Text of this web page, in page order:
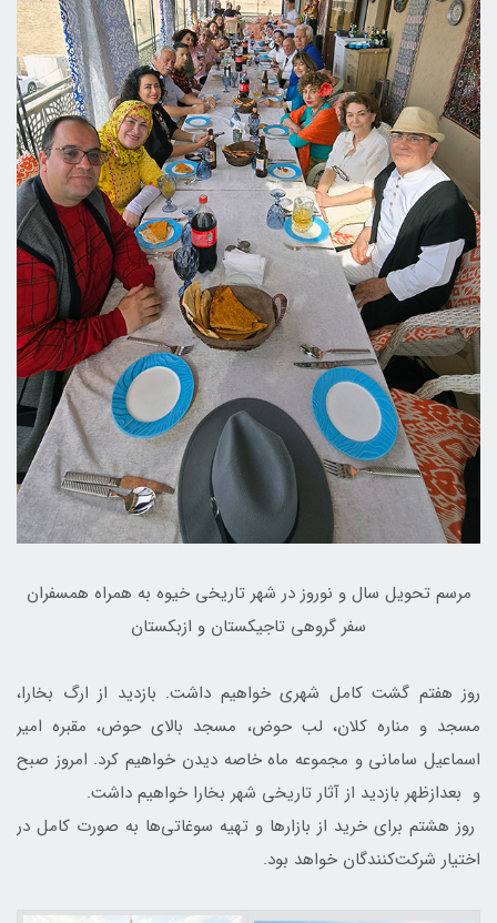
مرسم تحویل سال و نوروز در شهر تاریخی خیوه به همراه همسفران
سفر گروهی تاجیکستان و ازبکستان
روز هفتم گشت کامل شهری خواهیم داشت. بازدید از ارگ بخارا،
مسجد و مناره کلان، لب حوض، مسجد بالای حوض، مقبره امیر
اسماعیل سامانی و مجموعه ماه خاصه دیدن خواهیم کرد. امروز صبح
و بعدازظهر بازدید از آثار تاریخی شهر بخارا خواهیم داشت.
روز هشتم برای خرید از بازارها و تهیه سوغاتی‌ها به صورت کامل در
اختیار شرکت‌کنندگان خواهد بود.